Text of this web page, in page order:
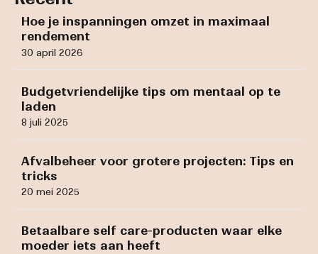
Hoe je inspanningen omzet in maximaal
rendement
30 april 2026
Budgetvriendelijke tips om mentaal op te
laden
8 juli 2025
Afvalbeheer voor grotere projecten: Tips en
tricks
20 mei 2025
Betaalbare self care-producten waar elke
moeder iets aan heeft